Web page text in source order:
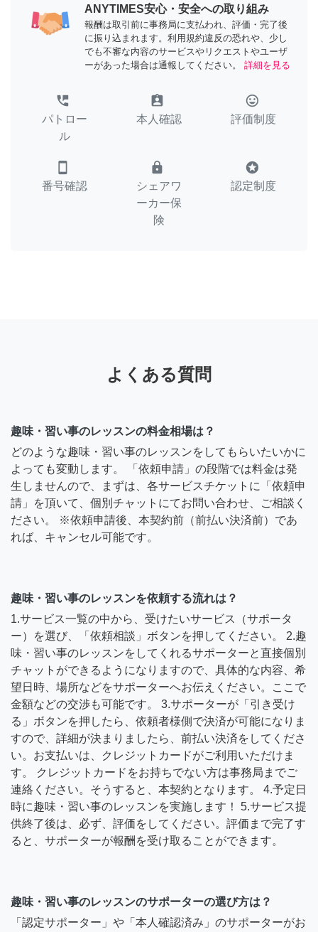
ANYTIMES安心・安全への取り組み
報酬は取引前に事務局に支払われ、評価・完了後
に振り込まれます。利用規約違反の恐れや、少し
でも不審な内容のサービスやリクエストやユーザ
ーがあった場合は通報してください。
詳細を見る
perm_phone_msg
パトロー
ル
assignment_ind
本人確認
tag_faces
評価制度
smartphone
番号確認
lock
シェアワ
ーカー保
険
stars
認定制度
よくある質問
趣味・習い事のレッスンの料金相場は？
どのような趣味・習い事のレッスンをしてもらいたいかに
よっても変動します。 「依頼申請」の段階では料金は発
生しませんので、まずは、各サービスチケットに「依頼申
請」を頂いて、個別チャットにてお問い合わせ、ご相談く
ださい。 ※依頼申請後、本契約前（前払い決済前）であ
れば、キャンセル可能です。
趣味・習い事のレッスンを依頼する流れは？
1.サービス一覧の中から、受けたいサービス（サポータ
ー）を選び、「依頼相談」ボタンを押してください。 2.趣
味・習い事のレッスンをしてくれるサポーターと直接個別
チャットができるようになりますので、具体的な内容、希
望日時、場所などをサポーターへお伝えください。ここで
金額などの交渉も可能です。 3.サポーターが「引き受け
る」ボタンを押したら、依頼者様側で決済が可能になりま
すので、詳細が決まりましたら、前払い決済をしてくださ
い。お支払いは、クレジットカードがご利用いただけま
す。 クレジットカードをお持ちでない方は事務局までご
連絡ください。そうすると、本契約となります。 4.予定日
時に趣味・習い事のレッスンを実施します！ 5.サービス提
供終了後は、必ず、評価をしてください。評価まで完了す
ると、サポーターが報酬を受け取ることができます。
趣味・習い事のレッスンのサポーターの選び方は？
「認定サポーター」や「本人確認済み」のサポーターがお